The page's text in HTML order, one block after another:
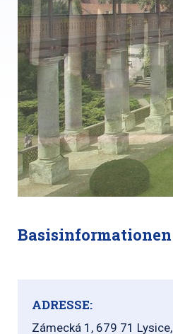
Basisinformationen
ADRESSE:
Zámecká 1, 679 71 Lysice,